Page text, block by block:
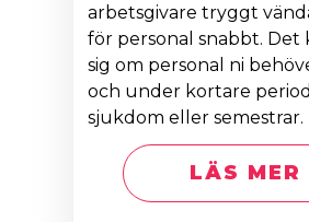
arbetsgivare tryggt
för personal snabbt. Det
sig om personal ni
och under kortare
sjukdom eller semestrar.
LÄS MER